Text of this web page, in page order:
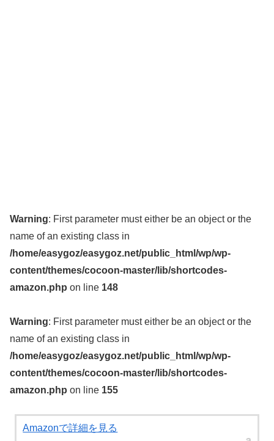
Warning: First parameter must either be an object or the
name of an existing class in
/home/easygoz/easygoz.net/public_html/wp/wp-
content/themes/cocoon-master/lib/shortcodes-
amazon.php on line 148
Warning: First parameter must either be an object or the
name of an existing class in
/home/easygoz/easygoz.net/public_html/wp/wp-
content/themes/cocoon-master/lib/shortcodes-
amazon.php on line 155
Amazonで詳細を見る